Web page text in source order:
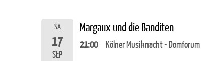
SA
17
SEP
Margaux und die Banditen
21:00 Kölner Musiknacht - Domforum